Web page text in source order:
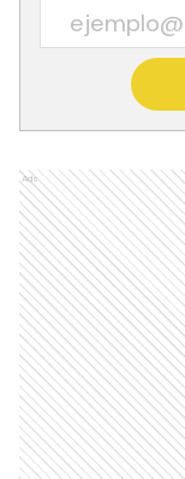
Ads